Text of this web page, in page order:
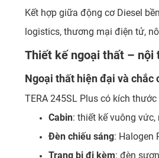
Kết hợp giữa động cơ Diesel
logistics, thương mại điện tử,
Thiết kế ngoại thất – nội
Ngoại thất hiện đại và chắc
TERA 245SL Plus có kích
Cabin: thiết kế vuông
Đèn chiếu sáng: Halogen
Trang bị đi kèm: đèn